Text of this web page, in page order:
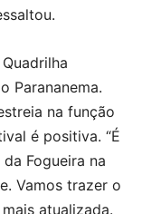
Parananema.
na função
é positiva. “É
Fogueira na
Vamos trazer o
atualizada.